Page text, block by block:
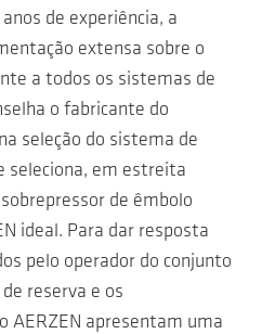
de experiência, a
extensa sobre o
a todos os sistemas de
o fabricante do
seleção do sistema de
seleciona, em estreita
de êmbolo
ideal. Para dar resposta
pelo operador do conjunto
reserva e os
AERZEN apresentam uma